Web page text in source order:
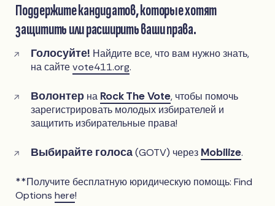
Поддержите кандидатов, которые хотят
защитить или расширить ваши права.
Голосуйте! Найдите все, что вам нужно знать,
на сайтеvote411.org.
Волонтер на Rock The Vote, чтобы помочь
зарегистрировать молодых избирателей и
защитить избирательные права!
Выбирайте голоса(GOTV) через Mobilize.
**Получите бесплатную юридическую помощь: Find
Optionshere!